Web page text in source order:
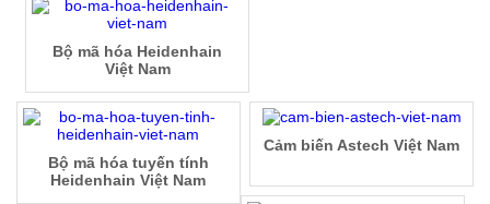
Bộ mã hóa Heidenhain
Việt Nam
Bộ mã hóa tuyến tính
Heidenhain Việt Nam
Cảm biến Astech Việt Nam